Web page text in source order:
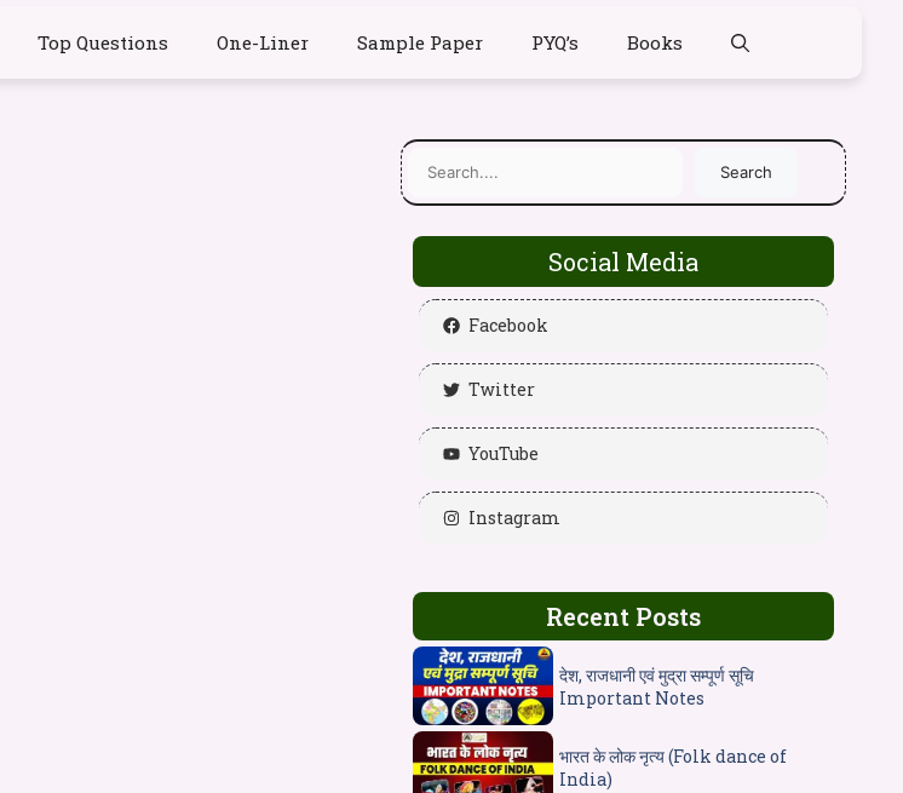
Top Questions One-Liner Sample Paper PYQ’s Books
Search
Social Media
Facebook
Twitter
YouTube
Instagram
Recent Posts
देश, राजधानी एवं मुद्रा सम्पूर्ण सूचि
Important Notes
भारत के लोक नृत्य (Folk dance of
India)